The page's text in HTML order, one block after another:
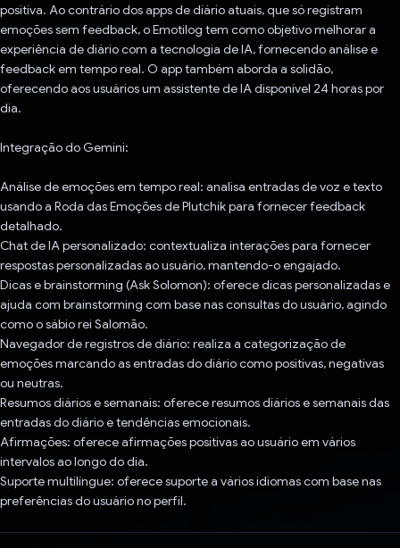
positiva. Ao contrário dos apps de diário atuais, que só registram
emoções sem feedback, o Emotilog tem como objetivo melhorar a
experiência de diário com a tecnologia de IA, fornecendo análise e
feedback em tempo real. O app também aborda a solidão,
oferecendo aos usuários um assistente de IA disponível 24 horas por
dia.
Integração do Gemini:
Análise de emoções em tempo real: analisa entradas de voz e texto
usando a Roda das Emoções de Plutchik para fornecer feedback
detalhado.
Chat de IA personalizado: contextualiza interações para fornecer
respostas personalizadas ao usuário, mantendo-o engajado.
Dicas e brainstorming (Ask Solomon): oferece dicas personalizadas e
ajuda com brainstorming com base nas consultas do usuário, agindo
como o sábio rei Salomão.
Navegador de registros de diário: realiza a categorização de
emoções marcando as entradas do diário como positivas, negativas
ou neutras.
Resumos diários e semanais: oferece resumos diários e semanais das
entradas do diário e tendências emocionais.
Afirmações: oferece afirmações positivas ao usuário em vários
intervalos ao longo do dia.
Suporte multilíngue: oferece suporte a vários idiomas com base nas
preferências do usuário no perfil.